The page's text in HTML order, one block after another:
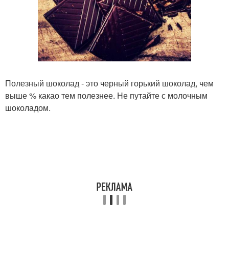
Полезный шоколад - это черный горький шоколад, чем
выше % какао тем полезнее. Не путайте с молочным
шоколадом.